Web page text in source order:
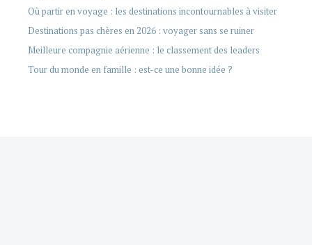
Où partir en voyage : les destinations incontournables à visiter
Destinations pas chères en 2026 : voyager sans se ruiner
Meilleure compagnie aérienne : le classement des leaders
Tour du monde en famille : est-ce une bonne idée ?